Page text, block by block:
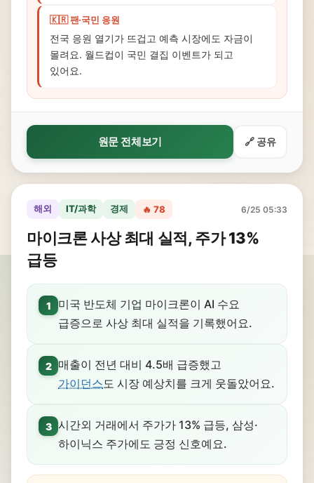
🇰🇷 팬·국민 응원
전국 응원 열기가 뜨겁고 예측 시장에도 자금이
몰려요. 월드컵이 국민 결집 이벤트가 되고
있어요.
원문 전체보기 🔗 공유
해외 IT/과학 경제 🔥 78 6/25 05:33
마이크론 사상 최대 실적, 주가 13%
급등
1
미국 반도체 기업 마이크론이 AI 수요
급증으로 사상 최대 실적을 기록했어요.
2
매출이 전년 대비 4.5배 급증했고
가이던스도 시장 예상치를 크게 웃돌았어요.
3 시간외 거래에서 주가가 13% 급등, 삼성·
하이닉스 주가에도 긍정 신호예요.